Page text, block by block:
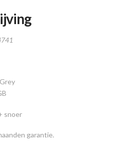
snoer
garantie.